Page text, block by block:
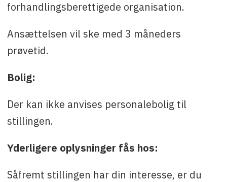
forhandlingsberettigede organisation.
Ansættelsen vil ske med 3 måneders
prøvetid.
Bolig:
Der kan ikke anvises personalebolig til
stillingen.
Yderligere oplysninger fås hos:
Såfremt stillingen har din interesse, er du